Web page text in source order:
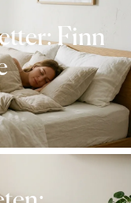
Finn